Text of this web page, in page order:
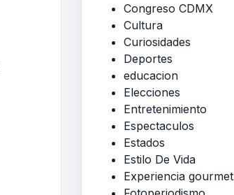
Congreso CDMX
Cultura
Curiosidades
Deportes
educacion
Elecciones
Entretenimiento
Espectaculos
Estados
Estilo De Vida
Experiencia gourmet